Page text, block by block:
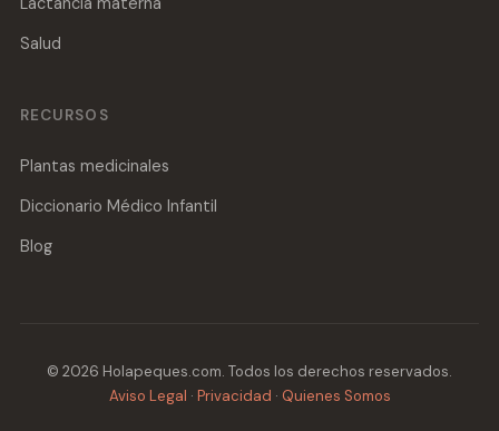
Salud
RECURSOS
Plantas medicinales
Diccionario Médico Infantil
Blog
© 2026 Holapeques.com. Todos los derechos reservados.
Aviso Legal · Privacidad · Quienes Somos